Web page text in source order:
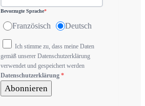
Bevorzugte Sprache*
Französisch Deutsch
Ich stimme zu, dass meine Daten
gemäß unserer Datenschutzerklärung
verwendet und gespeichert werden
Datenschutzerklärung *
Abonnieren